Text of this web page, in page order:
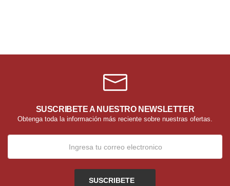
SUSCRIBETE A NUESTRO NEWSLETTER
Obtenga toda la información más reciente sobre nuestras ofertas.
SUSCRIBETE